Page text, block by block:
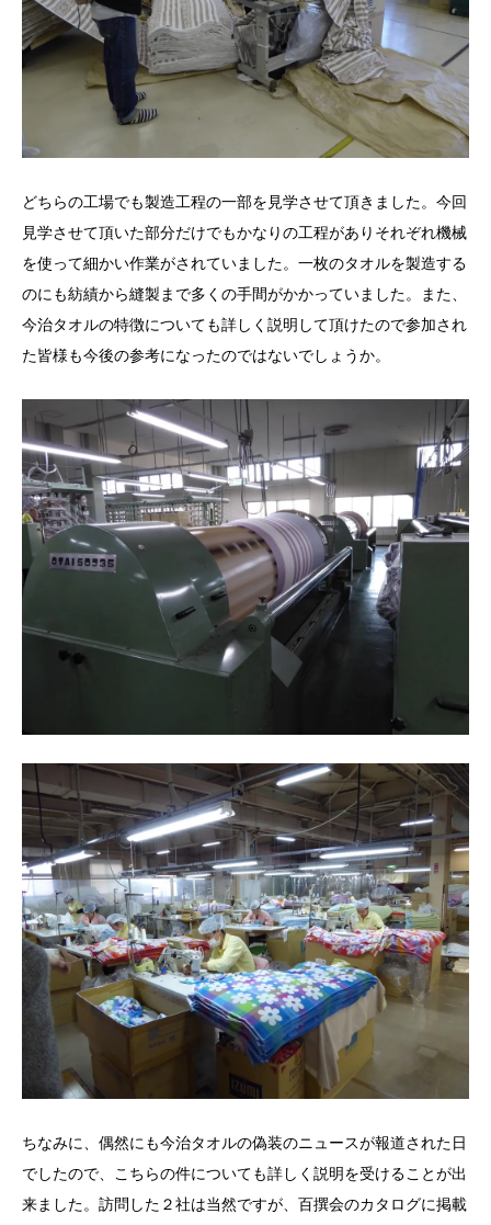
どちらの工場でも製造工程の一部を見学させて頂きました。今回
見学させて頂いた部分だけでもかなりの工程がありそれぞれ機械
を使って細かい作業がされていました。一枚のタオルを製造する
のにも紡績から縫製まで多くの手間がかかっていました。また、
今治タオルの特徴についても詳しく説明して頂けたので参加され
た皆様も今後の参考になったのではないでしょうか。
ちなみに、偶然にも今治タオルの偽装のニュースが報道された日
でしたので、こちらの件についても詳しく説明を受けることが出
来ました。訪問した２社は当然ですが、百撰会のカタログに掲載